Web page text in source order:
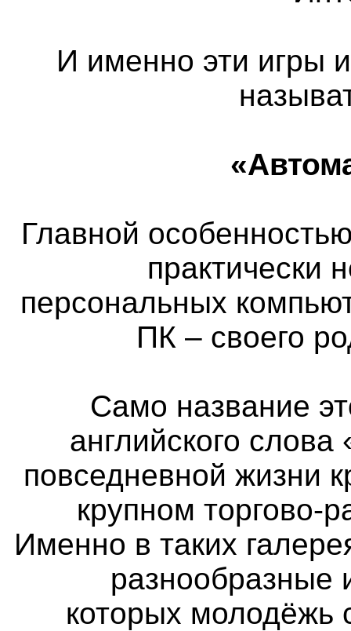
И именно эти игры
Главной
практически
персональных
ПК – своего
Само название
английского
повседневной жизни
крупном торгово-
Именно в таких
разнообразные
которых молодёжь